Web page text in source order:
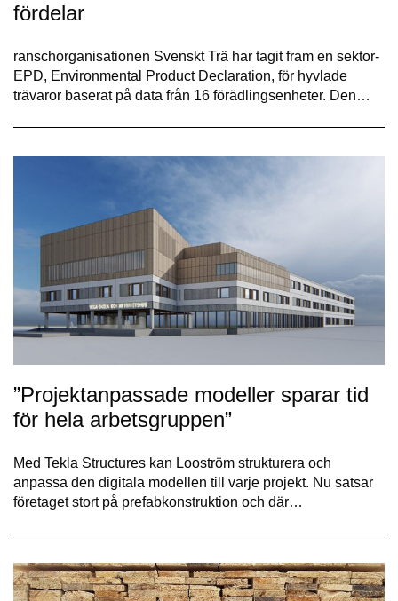
fördelar
ranschorganisationen Svenskt Trä har tagit fram en sektor-
EPD, Environmental Product Declaration, för hyvlade
trävaror baserat på data från 16 förädlingsenheter. Den…
”Projektanpassade modeller sparar tid
för hela arbetsgruppen”
Med Tekla Structures kan Looström strukturera och
anpassa den digitala modellen till varje projekt. Nu satsar
företaget stort på prefabkonstruktion och där…